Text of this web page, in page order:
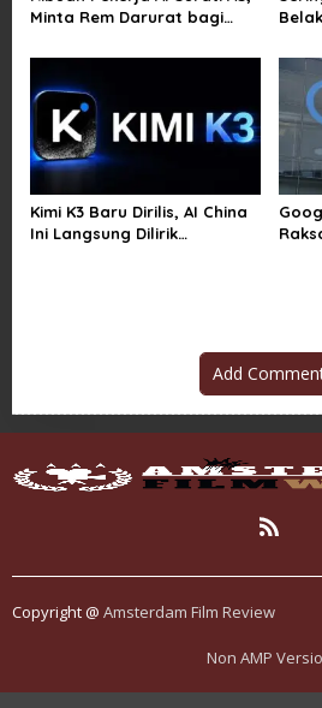
Minta Rem Darurat bagi
Kimi K3 Baru Dirilis, AI China
Ini Langsung Dilirik
Add
Copyright @ Amsterdam Film Review
Non AMP